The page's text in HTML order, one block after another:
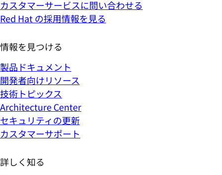
カスタマーサービスに問い合わせる
Red Hat の採用情報を見る
情報を見つける
製品ドキュメント
開発者向けリソース
技術トピックス
Architecture Center
セキュリティの更新
カスタマーサポート
詳しく知る